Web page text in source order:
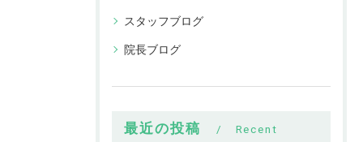
スタッフブログ
院長ブログ
最近の投稿
Recent